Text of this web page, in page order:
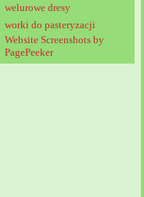
welurowe dresy
worki do pasteryzacji
Website Screenshots by
PagePeeker